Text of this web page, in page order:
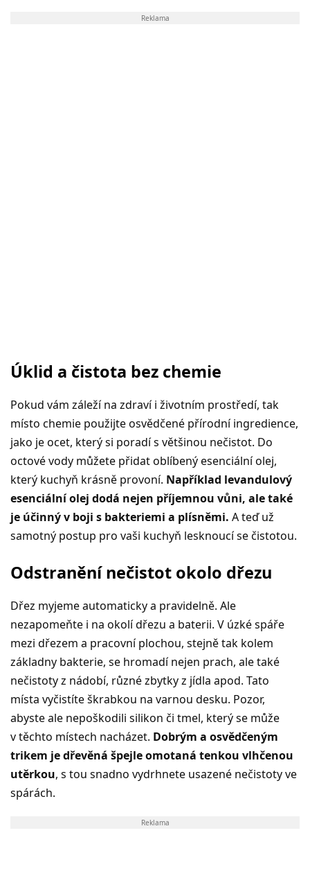
Reklama
Úklid a čistota bez chemie
Pokud vám záleží na zdraví i životním prostředí, tak
místo chemie použijte osvědčené přírodní ingredience,
jako je ocet, který si poradí s většinou nečistot. Do
octové vody můžete přidat oblíbený esenciální olej,
který kuchyň krásně provoní. Například levandulový
esenciální olej dodá nejen příjemnou vůni, ale také
je účinný v boji s bakteriemi a plísněmi. A teď už
samotný postup pro vaši kuchyň lesknoucí se čistotou.
Odstranění nečistot okolo dřezu
Dřez myjeme automaticky a pravidelně. Ale
nezapomeňte i na okolí dřezu a baterii. V úzké spáře
mezi dřezem a pracovní plochou, stejně tak kolem
základny bakterie, se hromadí nejen prach, ale také
nečistoty z nádobí, různé zbytky z jídla apod. Tato
místa vyčistíte škrabkou na varnou desku. Pozor,
abyste ale nepoškodili silikon či tmel, který se může
v těchto místech nacházet. Dobrým a osvědčeným
trikem je dřevěná špejle omotaná tenkou vlhčenou
utěrkou, s tou snadno vydrhnete usazené nečistoty ve
spárách.
Reklama